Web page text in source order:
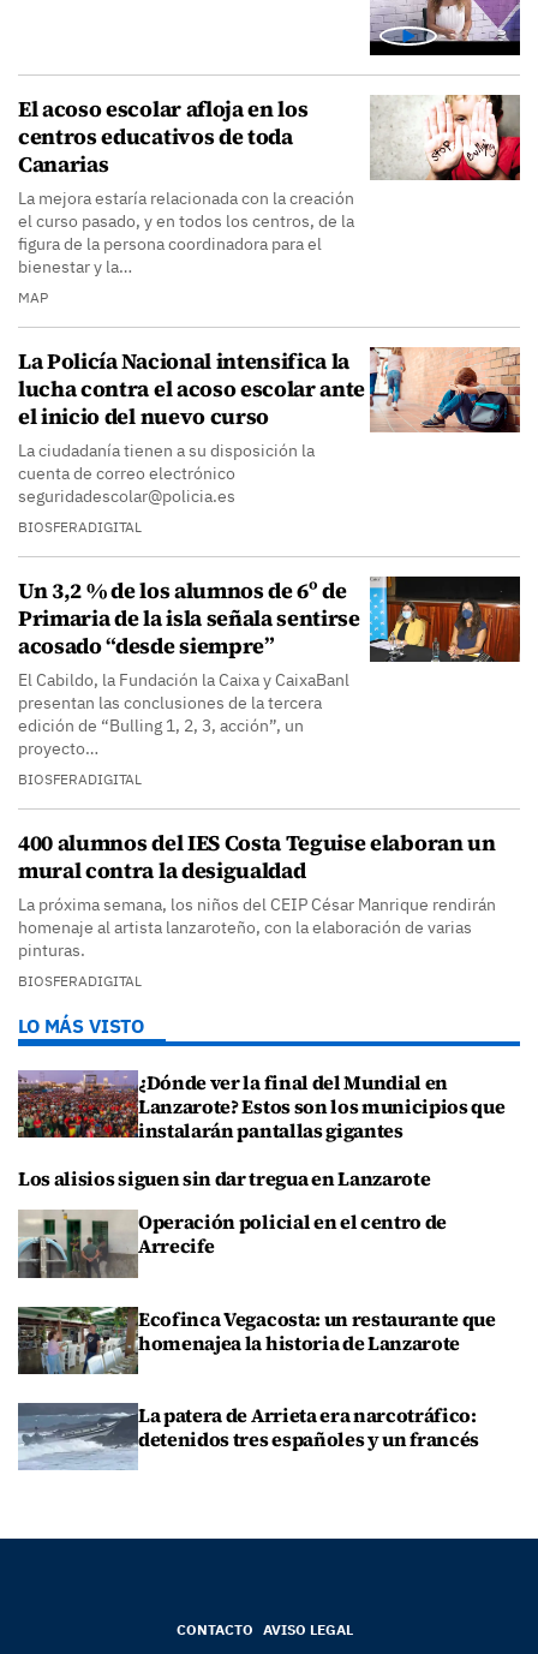
El acoso escolar afloja en los
centros educativos de toda
Canarias
La mejora estaría relacionada con la creación
el curso pasado, y en todos los centros, de la
figura de la persona coordinadora para el
bienestar y la…
MAP
La Policía Nacional intensifica la
lucha contra el acoso escolar ante
el inicio del nuevo curso
La ciudadanía tienen a su disposición la
cuenta de correo electrónico
seguridadescolar@policia.es
BIOSFERADIGITAL
Un 3,2 % de los alumnos de 6º de
Primaria de la isla señala sentirse
acosado “desde siempre”
El Cabildo, la Fundación la Caixa y CaixaBanl
presentan las conclusiones de la tercera
edición de “Bulling 1, 2, 3, acción”, un
proyecto…
BIOSFERADIGITAL
400 alumnos del IES Costa Teguise elaboran un
mural contra la desigualdad
La próxima semana, los niños del CEIP César Manrique rendirán
homenaje al artista lanzaroteño, con la elaboración de varias
pinturas.
BIOSFERADIGITAL
LO MÁS VISTO
¿Dónde ver la final del Mundial en
Lanzarote? Estos son los municipios que
instalarán pantallas gigantes
Los alisios siguen sin dar tregua en Lanzarote
Operación policial en el centro de
Arrecife
Ecofinca Vegacosta: un restaurante que
homenajea la historia de Lanzarote
La patera de Arrieta era narcotráfico:
detenidos tres españoles y un francés
CONTACTO AVISO LEGAL